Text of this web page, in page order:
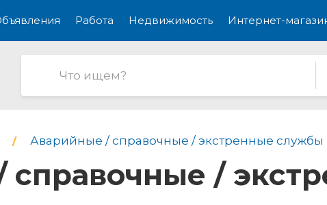
Работа Недвижимость Интернет-
Аварийные / справочные / экстренные службы
/